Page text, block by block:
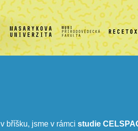
v bříšku, jsme v rámci studie